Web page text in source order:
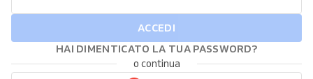
ACCEDI
HAI DIMENTICATO LA TUA PASSWORD?
o continua